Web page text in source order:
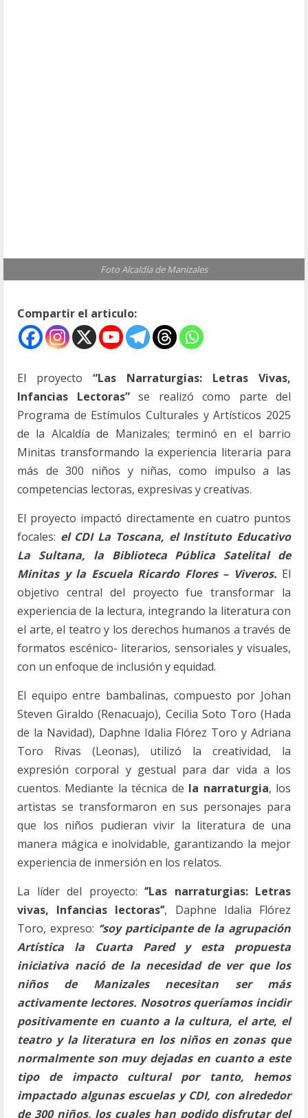
Foto Alcaldía de Manizales
Compartir el articulo:
El proyecto “Las Narraturgias: Letras Vivas,
Infancias Lectoras”se realizó como parte del
Programa de Estímulos Culturales y Artísticos 2025
de la Alcaldía de Manizales; terminó en el barrio
Minitas transformando la experiencia literaria para
más de 300 niños y niñas, como impulso a las
competencias lectoras, expresivas y creativas.
El proyecto impactó directamente en cuatro puntos
focales: el CDI La Toscana, el Instituto Educativo
La Sultana, la Biblioteca Pública Satelital de
Minitas y la Escuela Ricardo Flores – Viveros. El
objetivo central del proyecto fue transformar la
experiencia de la lectura, integrando la literatura con
el arte, el teatro y los derechos humanos a través de
formatos escénico- literarios, sensoriales y visuales,
con un enfoque de inclusión y equidad.
El equipo entre bambalinas, compuesto por Johan
Steven Giraldo (Renacuajo), Cecilia Soto Toro (Hada
de la Navidad), Daphne Idalia Flórez Toro y Adriana
Toro Rivas (Leonas), utilizó la creatividad, la
expresión corporal y gestual para dar vida a los
cuentos. Mediante la técnica de la narraturgia, los
artistas se transformaron en sus personajes para
que los niños pudieran vivir la literatura de una
manera mágica e inolvidable, garantizando la mejor
experiencia de inmersión en los relatos.
La líder del proyecto: ‘’Las narraturgias: Letras
vivas, Infancias lectoras’’, Daphne Idalia Flórez
Toro, expreso: ‘’soy participante de la agrupación
Artística la Cuarta Pared y esta propuesta
iniciativa nació de la necesidad de ver que los
niños de Manizales necesitan ser más
activamente lectores. Nosotros queríamos incidir
positivamente en cuanto a la cultura, el arte, el
teatro y la literatura en los niños en zonas que
normalmente son muy dejadas en cuanto a este
tipo de impacto cultural por tanto, hemos
impactado algunas escuelas y CDI, con alrededor
de 300 niños, los cuales han podido disfrutar del